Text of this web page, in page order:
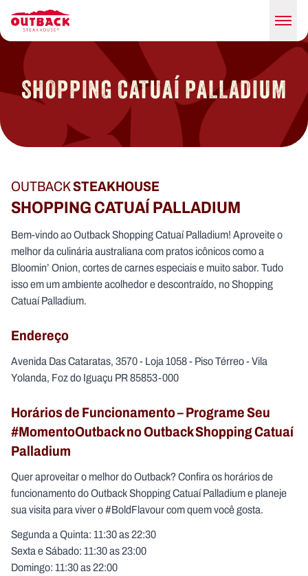
SHOPPING CATUAÍ PALLADIUM
OUTBACKSTEAKHOUSE
SHOPPING CATUAÍ PALLADIUM
Bem-vindo ao Outback Shopping Catuaí Palladium! Aproveite o
melhor da culinária australiana com pratos icônicos como a
Bloomin’ Onion, cortes de carnes especiais e muito sabor. Tudo
isso em um ambiente acolhedor e descontraído, no Shopping
Catuaí Palladium.
Endereço
Avenida Das Cataratas, 3570 - Loja 1058 - Piso Térreo - Vila
Yolanda, Foz do Iguaçu PR 85853-000
Horários de Funcionamento – Programe Seu
#MomentoOutback no Outback Shopping Catuaí
Palladium
Quer aproveitar o melhor do Outback? Confira os horários de
funcionamento do Outback Shopping Catuaí Palladium e planeje
sua visita para viver o #BoldFlavour com quem você gosta.
Segunda a Quinta: 11:30 as 22:30
Sexta e Sábado: 11:30 as 23:00
Domingo: 11:30 as 22:00